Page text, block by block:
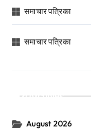
समाचार पत्रिका
समाचार पत्रिका
Archives
August 2026